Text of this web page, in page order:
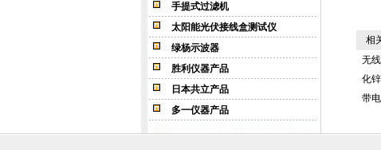
手提式过滤机
太阳能光伏接线盒测试仪
绿杨示波器
胜利仪器产品
日本共立产品
多一仪器产品
相
无
化
带